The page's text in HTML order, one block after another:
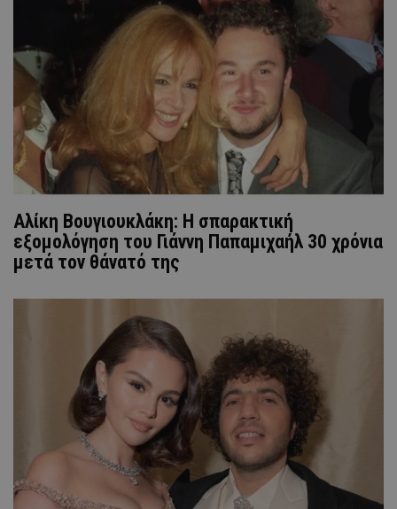
Αλίκη Βουγιουκλάκη: Η σπαρακτική
εξομολόγηση του Γιάννη Παπαμιχαήλ 30 χρόνια
μετά τον θάνατό της